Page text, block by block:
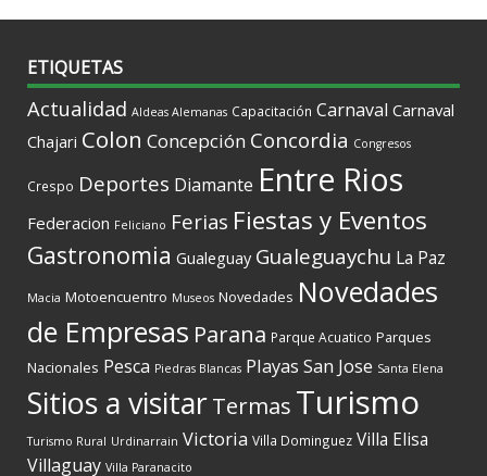
ETIQUETAS
Actualidad Aldeas Alemanas Capacitación Carnaval Carnaval
Chajari Colon Concepción Concordia Congresos
Crespo Deportes Diamante Entre Rios
Federacion Feliciano Ferias Fiestas y Eventos
Gastronomia Gualeguay Gualeguaychu La Paz
Macia Motoencuentro Museos Novedades Novedades
de Empresas Parana Parque Acuatico Parques
Nacionales Pesca Piedras Blancas Playas San Jose Santa Elena
Sitios a visitarTermas Turismo
Turismo Rural Urdinarrain Victoria Villa Dominguez Villa Elisa
Villaguay Villa Paranacito